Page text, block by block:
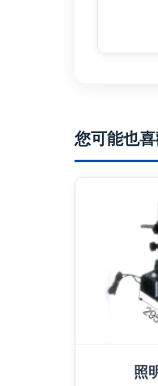
您可能也
照